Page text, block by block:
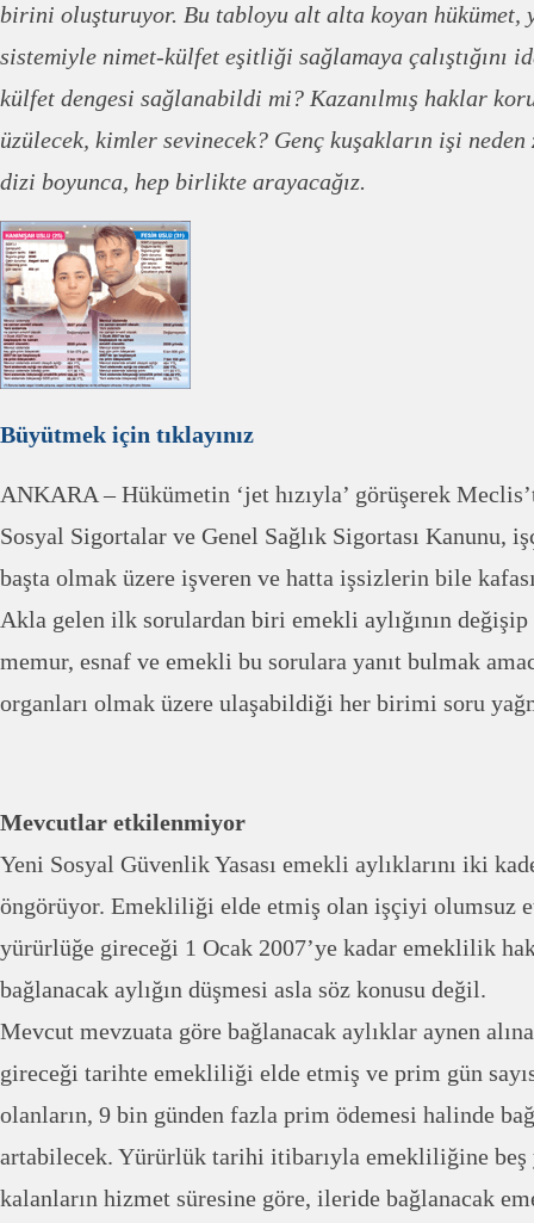
birini oluşturuyor. Bu tabloyu alt alta koyan hükümet,
sistemiyle nimet-külfet eşitliği sağlamaya çalıştığını
külfet dengesi sağlanabildi mi? Kazanılmış haklar
üzülecek, kimler sevinecek? Genç kuşakların işi neden
dizi boyunca, hep birlikte arayacağız.
Büyütmek için tıklayınız
ANKARA – Hükümetin ‘jet hızıyla’ görüşerek
Sosyal Sigortalar ve Genel Sağlık Sigortası Kanunu,
başta olmak üzere işveren ve hatta işsizlerin bile
Akla gelen ilk sorulardan biri emekli aylığının
memur, esnaf ve emekli bu sorulara yanıt bulmak
organları olmak üzere ulaşabildiği her birimi soru
Mevcutlar etkilenmiyor
Yeni Sosyal Güvenlik Yasası emekli aylıklarını iki
öngörüyor. Emekliliği elde etmiş olan işçiyi olumsuz
yürürlüğe gireceği 1 Ocak 2007’ye kadar emeklilik
bağlanacak aylığın düşmesi asla söz konusu değil.
Mevcut mevzuata göre bağlanacak aylıklar aynen
gireceği tarihte emekliliği elde etmiş ve prim gün
olanların, 9 bin günden fazla prim ödemesi halinde
artabilecek. Yürürlük tarihi itibarıyla emekliliğine beş
kalanların hizmet süresine göre, ileride bağlanacak